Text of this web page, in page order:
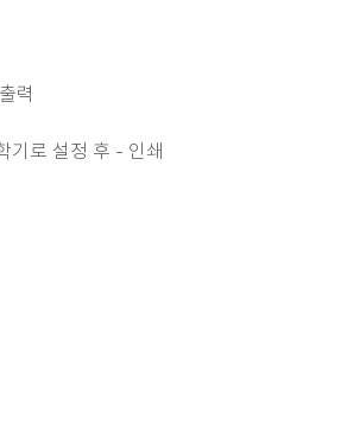
력
기로 설정 후 - 인쇄